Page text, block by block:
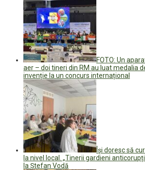
FOTO: Un
aer – doi tineri din RM au luat medalia
invenție la un concurs internațional
Își doresc să
la nivel local. „Tinerii gardieni
la Ștefan Vodă